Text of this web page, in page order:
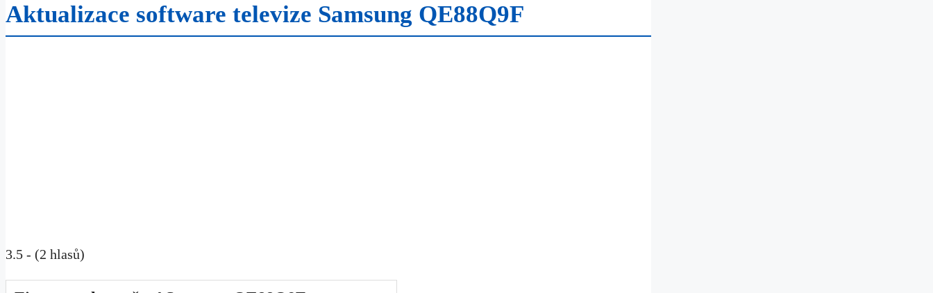
Aktualizace software televize Samsung QE88Q9F
3.5 - (2 hlasů)